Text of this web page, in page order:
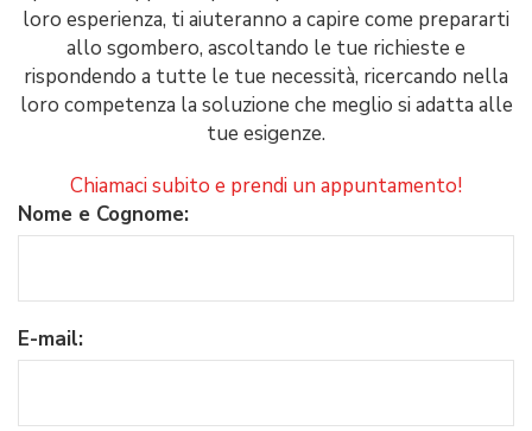
loro esperienza, ti aiuteranno a capire come prepararti
allo sgombero, ascoltando le tue richieste e
rispondendo a tutte le tue necessità, ricercando nella
loro competenza la soluzione che meglio si adatta alle
tue esigenze.
Chiamaci subito e prendi un appuntamento!
Nome e Cognome:
E-mail: